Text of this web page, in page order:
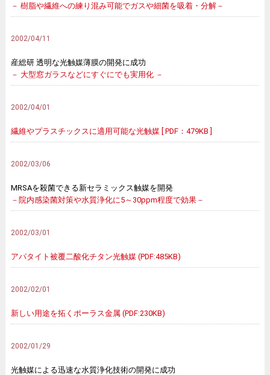
－ 樹脂や繊維への練り混み可能でガスや細菌を吸着・分解－
2002/04/11
産総研 透明な光触媒薄膜の開発に成功
－ 大型窓ガラスなどにすぐにでも実用化 －
2002/04/01
繊維やプラスチックスに適用可能な光触媒 [ PDF：479KB ]
2002/03/06
MRSAを殺菌できる新セラミックス触媒を開発
－院内感染菌対策や水質浄化に5～30ppm程度で効果－
2002/03/01
アパタイト被覆二酸化チタン光触媒 (PDF:485KB)
2002/02/01
新しい用途を拓くポーラス金属 (PDF:230KB)
2002/01/29
光触媒による迅速な水質浄化技術の開発に成功